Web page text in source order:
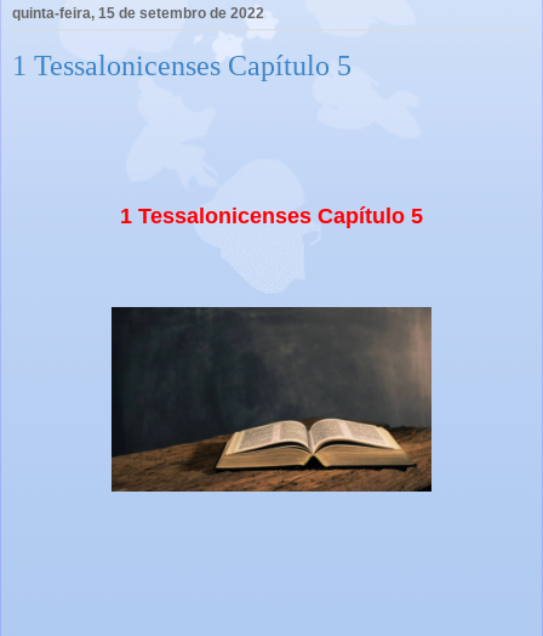
quinta-feira, 15 de setembro de 2022
1 Tessalonicenses Capítulo 5
1 Tessalonicenses Capítulo 5